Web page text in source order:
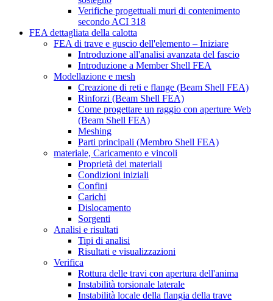
Verifiche progettuali muri di contenimento
secondo ACI 318
FEA dettagliata della calotta
FEA di trave e guscio dell'elemento – Iniziare
Introduzione all'analisi avanzata del fascio
Introduzione a Member Shell FEA
Modellazione e mesh
Creazione di reti e flange (Beam Shell FEA)
Rinforzi (Beam Shell FEA)
Come progettare un raggio con aperture Web
(Beam Shell FEA)
Meshing
Parti principali (Membro Shell FEA)
materiale, Caricamento e vincoli
Proprietà dei materiali
Condizioni iniziali
Confini
Carichi
Dislocamento
Sorgenti
Analisi e risultati
Tipi di analisi
Risultati e visualizzazioni
Verifica
Rottura delle travi con apertura dell'anima
Instabilità torsionale laterale
Instabilità locale della flangia della trave